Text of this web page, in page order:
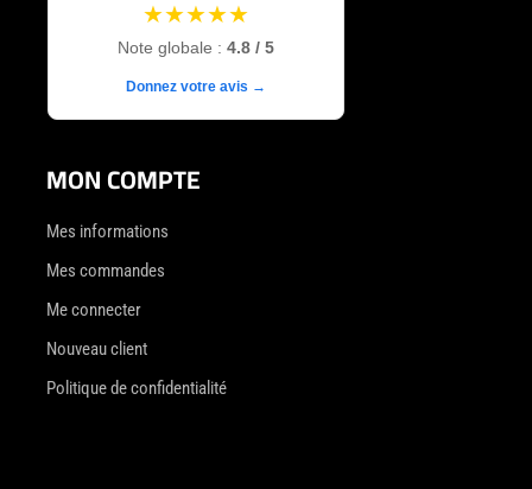
★★★★★
Note globale : 4.8 / 5
Donnez votre avis →
MON COMPTE
Mes informations
Mes commandes
Me connecter
Nouveau client
Politique de confidentialité